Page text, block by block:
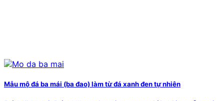
Mẫu mộ đá ba mái (ba đao) làm từ đá xanh đen tự nhiên